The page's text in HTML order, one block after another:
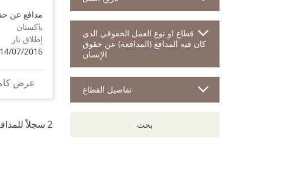
قطاع او نوع العمل الحقوقي الذي
كان فيه المدافع (المدافعة) عن حقوق
الإنسان
تفاصيل القطاع
بحث
مدافع عن
باكستان
إطلاق نار
14/07/2016
عرض
2 سجلاً للمدافعين